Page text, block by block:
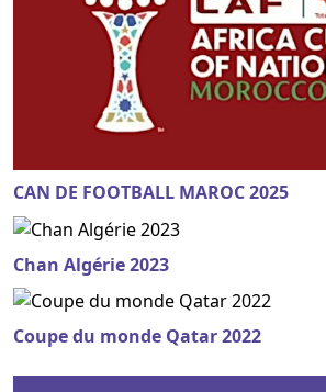
CAN DE FOOTBALL MAROC 2025
Chan Algérie 2023
Coupe du monde Qatar 2022